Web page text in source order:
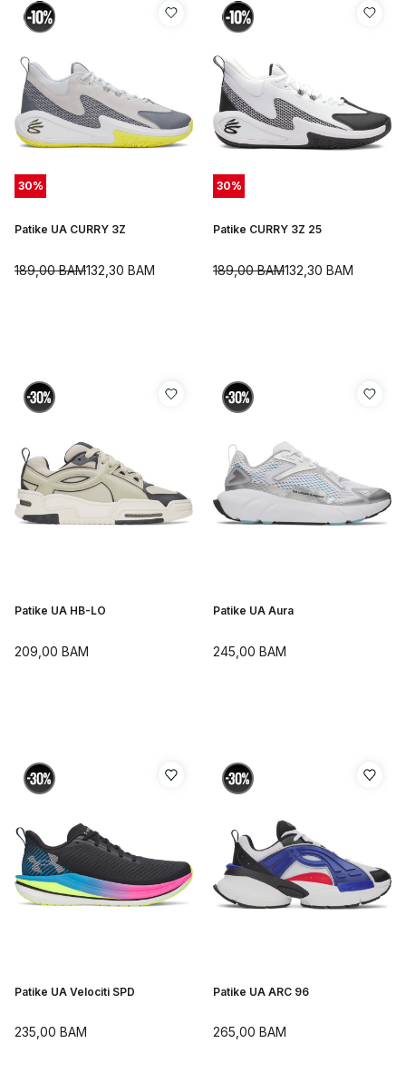
30%
Patike UA CURRY 3Z
132,30 BAM
189,00BAM
30%
Patike CURRY 3Z 25
132,30 BAM
189,00BAM
Patike UA HB-LO
209,00 BAM
Patike UA Aura
245,00 BAM
Patike UA Velociti SPD
235,00 BAM
Patike UA ARC 96
265,00 BAM